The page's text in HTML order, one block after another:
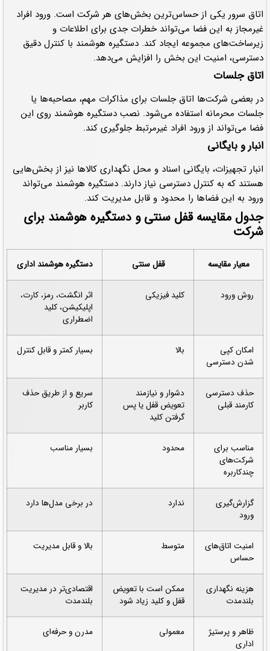
اتاق سرور یکی از حساس‌ترین بخش‌های هر شرکت است. ورود افراد
غیرمجاز به این فضا می‌تواند خطرات جدی برای اطلاعات و
زیرساخت‌های مجموعه ایجاد کند. دستگیره هوشمند با کنترل دقیق
دسترسی، امنیت این بخش را افزایش می‌دهد.
اتاق جلسات
در بعضی شرکت‌ها اتاق جلسات برای مذاکرات مهم، مصاحبه‌ها یا
جلسات محرمانه استفاده می‌شود. نصب دستگیره هوشمند روی این
فضا می‌تواند از ورود افراد غیرمرتبط جلوگیری کند.
انبار و بایگانی
انبار تجهیزات، بایگانی اسناد و محل نگهداری کالاها نیز از بخش‌هایی
هستند که به کنترل دسترسی نیاز دارند. دستگیره هوشمند می‌تواند
ورود به این فضاها را محدود و قابل مدیریت کند.
جدول مقایسه قفل سنتی و دستگیره هوشمند برای
شرکت
معیار مقایسه قفل سنتی دستگیره هوشمند اداری
روش ورود کلید فیزیکی
اثر انگشت، رمز، کارت،
اپلیکیشن، کلید
اضطراری
امکان کپی
شدن دسترسی
بالا بسیار کمتر و قابل کنترل
حذف دسترسی
کارمند قبلی
دشوار و نیازمند
تعویض قفل یا پس
گرفتن کلید
سریع و از طریق حذف
کاربر
مناسب برای
شرکت‌های
چندکاربره
محدود بسیار مناسب
گزارش‌گیری
ورود
ندارد در برخی مدل‌ها دارد
امنیت اتاق‌های
حساس
متوسط بالا و قابل مدیریت
هزینه نگهداری
بلندمدت
ممکن است با تعویض
قفل و کلید زیاد شود
اقتصادی‌تر در مدیریت
بلندمدت
ظاهر و پرستیژ
اداری
معمولی مدرن و حرفه‌ای